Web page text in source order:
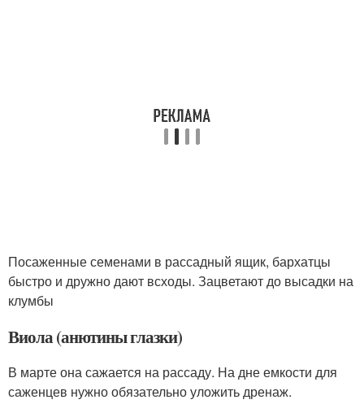
Посаженные семенами в рассадный ящик, бархатцы
быстро и дружно дают всходы. Зацветают до высадки на
клумбы
Виола (анютины глазки)
В марте она сажается на рассаду. На дне емкости для
саженцев нужно обязательно уложить дренаж.